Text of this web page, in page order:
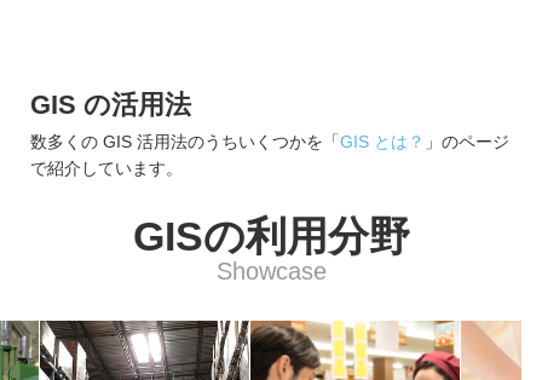
GIS の活用法
数多くの GIS 活用法のうちいくつかを「GIS とは？ 」のページ
で紹介しています。
GISの利用分野
Showcase